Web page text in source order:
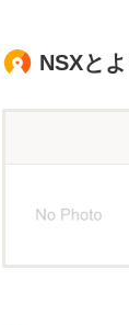
NSXと